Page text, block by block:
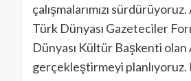
çalışmalarımızı sürdürüyoruz.
Türk Dünyası Gazeteciler
Dünyası Kültür Başkenti olan
gerçekleştirmeyi